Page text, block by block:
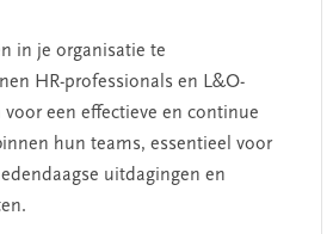
in je organisatie te
HR-professionals en L&O-
voor een effectieve en continue
hun teams, essentieel voor
uitdagingen en